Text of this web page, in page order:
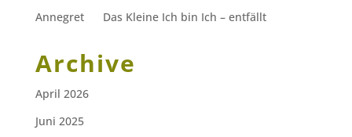
Annegretzu Das Kleine Ich bin Ich – entfällt
Archive
April 2026
Juni 2025